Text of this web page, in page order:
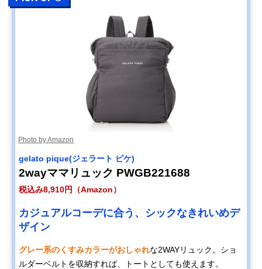
Photo by Amazon
gelato pique(ジェラート ピケ)
2wayママリュック PWGB221688
税込み8,910円（Amazon）
カジュアルコーデに合う、シックなきれいめデ
ザイン
グレー系のくすみカラーがおしゃれな2WAYリュック。ショ
ルダーベルトを収納すれば、トートとしても使えます。